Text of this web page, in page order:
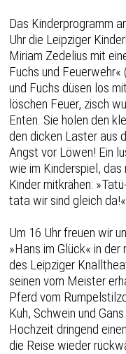
Das Kinderprogramm
Uhr die Leipziger
Miriam Zedelius mit
Fuchs und Feuerwehr«
und Fuchs düsen los
löschen Feuer, zisch
Enten. Sie holen den
den dicken Laster aus
Angst vor Löwen! Ein
wie im Kinderspiel,
Kinder mitkrähen:
tata wir sind gleich da!«
Um 16 Uhr freuen wir
»Hans im Glück« in
des Leipziger
seinen vom Meister
Pferd vom
Kuh, Schwein und
Hochzeit dringend
die Reise wieder